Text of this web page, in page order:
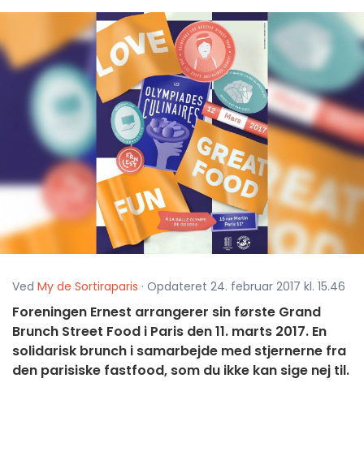
Ved My de Sortiraparis · Opdateret 24. februar 2017 kl. 15.46
Foreningen Ernest arrangerer sin første Grand
Brunch Street Food i Paris den 11. marts 2017. En
solidarisk brunch i samarbejde med stjernerne fra
den parisiske fastfood, som du ikke kan sige nej til.